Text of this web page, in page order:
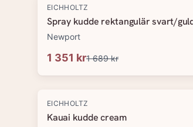
-20%
EICHHOLTZ
Spray kudde rektangulär svart/
Newport
1 351 kr1 689 kr
-20%
EICHHOLTZ
Kauai kudde cream